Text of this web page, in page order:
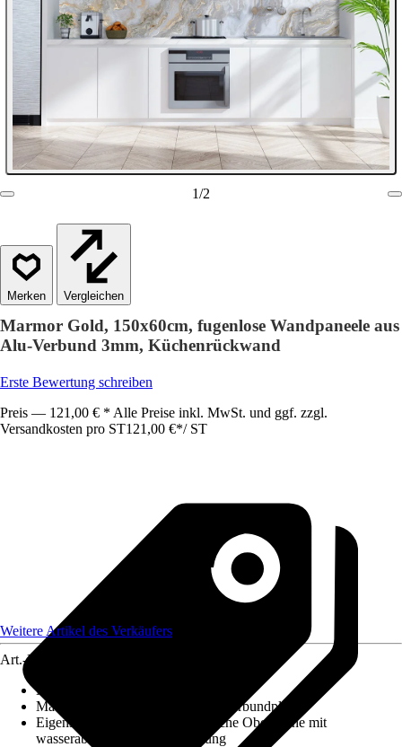
1/2
Vergleichen
Marmor Gold, 150x60cm, fugenlose Wandpaneele aus
Alu-Verbund 3mm, Küchenrückwand
Erste Bewertung schreiben
Preis — 121,00 € * Alle Preise inkl. MwSt. und ggf. zzgl.
Versandkosten pro ST121,00 €*/ ST
Weitere Artikel des Verkäufers
Art.-Nr.
Maße (LxBxS)
Material
Aluminium, Aluminiumverbundplatte
Eigenschaft
Kratzfest, Hygienische Oberfläche mit
wasserabweisender Beschichtung